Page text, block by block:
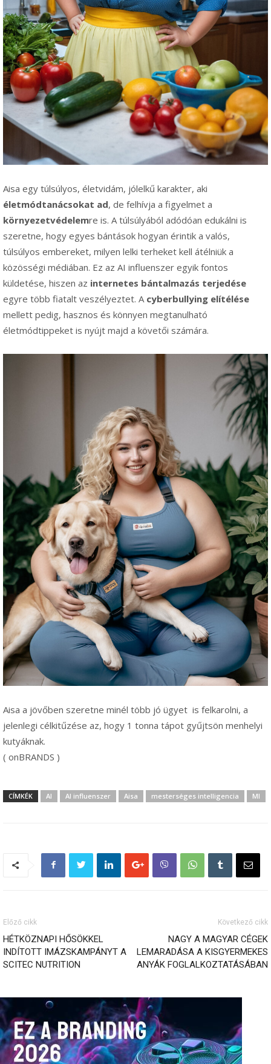
Aisa egy túlsúlyos, életvidám, jólelkű karakter, aki
életmódtanácsokat ad, de felhívja a figyelmet a
környezetvédelemre is. A túlsúlyából adódóan edukálni is
szeretne, hogy egyes bántások hogyan érintik a valós,
túlsúlyos embereket, milyen lelki terheket kell átélniük a
közösségi médiában. Ez az AI influenszer egyik fontos
küldetése, hiszen az internetes bántalmazás terjedése
egyre több fiatalt veszélyeztet. A cyberbullying elítélése
mellett pedig, hasznos és könnyen megtanulható
életmódtippeket is nyújt majd a követői számára.
Aisa a jövőben szeretne minél több jó ügyet is felkarolni, a
jelenlegi célkitűzése az, hogy 1 tonna tápot gyűjtsön menhelyi
kutyáknak.
( onBRANDS )
CÍMKÉK AI AI influenszer Aisa mesterséges intelligencia MI
Előző cikk
HÉTKÖZNAPI HŐSÖKKEL
INDÍTOTT IMÁZSKAMPÁNYT A
SCITEC NUTRITION
Következő cikk
NAGY A MAGYAR CÉGEK
LEMARADÁSA A KISGYERMEKES
ANYÁK FOGLALKOZTATÁSÁBAN